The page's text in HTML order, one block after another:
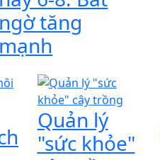
ngờ tăng
mạnh
Quản lý
"sức khỏe"